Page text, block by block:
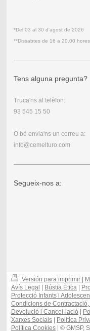
*Del 03 al 30 d'agost de 2026
**Dissabtes de 16 a 20.00
Tens alguna pregunta?
Truca'ns al telèfon:
93 545 15 50
O bé envia'ns un correu a:
info@cemelturo.com
Segueix-nos a:
Versión para imprimir
Avís Legal
Bústia Ètica|
Protecció Infants i
Condicions de
Devolució i Cancel·lació
Xarxes Socials| Política
Política Cookies| © GMSP,